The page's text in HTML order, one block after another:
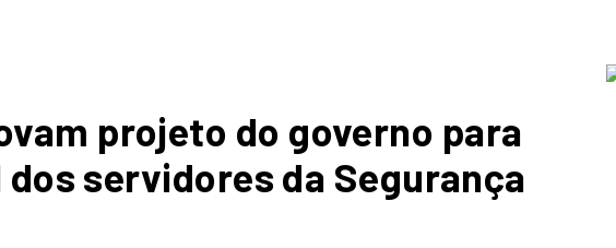
projeto do governo para
servidores da Segurança